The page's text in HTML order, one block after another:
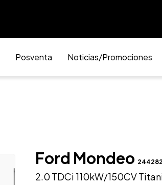
Posventa Noticias/Promociones
Ford Mondeo
2.0 TDCi 110kW/150CV